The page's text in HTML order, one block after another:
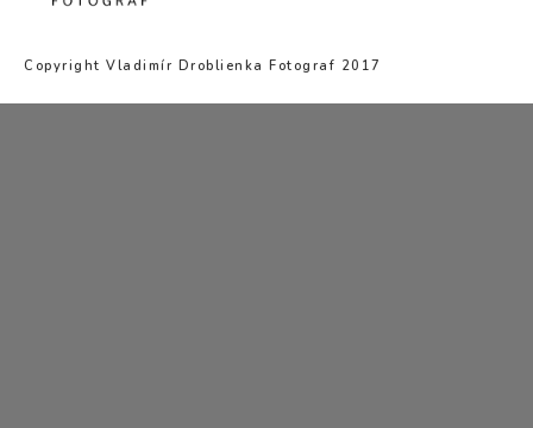
Copyright Vladimír Droblienka Fotograf 2017